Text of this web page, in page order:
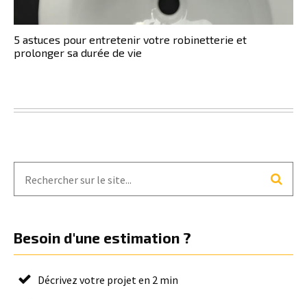
5 astuces pour entretenir votre robinetterie et
prolonger sa durée de vie
Besoin d'une estimation ?
Décrivez votre projet en 2 min